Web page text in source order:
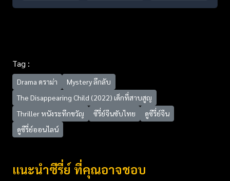
Tag :
Drama ดราม่า
Mystery ลึกลับ
The Disappearing Child (2022) เด็กที่สาบสูญ
Thriller หนังระทึกขวัญ
ซีรี่ย์จีนซับไทย
ดูซีรี่ย์จีน
ดูซีรี่ย์ออนไลน์
แนะนำซีรี่ย์ ที่คุณอาจชอบ